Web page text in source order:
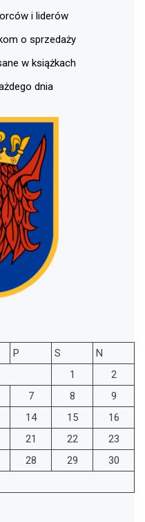
i liderów
o sprzedaży
w książkach
dnia
P S
N
1
2
7 8
9
14 15
16
21 22
23
28 29
30